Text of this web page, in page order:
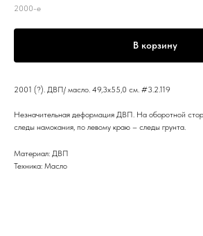
2000-е
В корзину
2001 (?). ДВП/ масло. 49,3х55,0 см. #3.2.119
Незначительная деформация ДВП. На оборотной
следы намокания, по левому краю – следы грунта.
Материал: ДВП
Техника: Масло